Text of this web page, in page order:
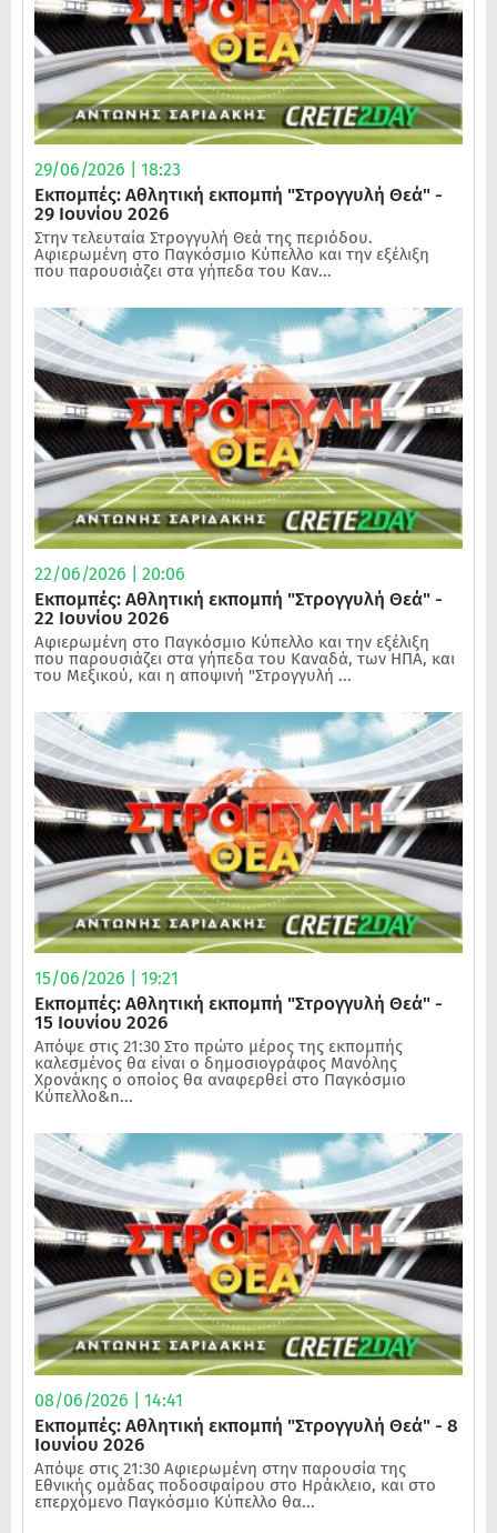
29/06/2026 | 18:23
Εκπομπές: Αθλητική εκπομπή "Στρογγυλή Θεά" -
29 Ιουνίου 2026
Στην τελευταία Στρογγυλή Θεά της περιόδου.
Αφιερωμένη στο Παγκόσμιο Κύπελλο και την εξέλιξη
που παρουσιάζει στα γήπεδα του Καν...
22/06/2026 | 20:06
Εκπομπές: Αθλητική εκπομπή "Στρογγυλή Θεά" -
22 Ιουνίου 2026
Αφιερωμένη στο Παγκόσμιο Κύπελλο και την εξέλιξη
που παρουσιάζει στα γήπεδα του Καναδά, των ΗΠΑ, και
του Μεξικού, και η αποψινή "Στρογγυλή ...
15/06/2026 | 19:21
Εκπομπές: Αθλητική εκπομπή "Στρογγυλή Θεά" -
15 Ιουνίου 2026
Απόψε στις 21:30 Στο πρώτο μέρος της εκπομπής
καλεσμένος θα είναι ο δημοσιογράφος Μανόλης
Χρονάκης ο οποίος θα αναφερθεί στο Παγκόσμιο
Κύπελλο&n...
08/06/2026 | 14:41
Εκπομπές: Αθλητική εκπομπή "Στρογγυλή Θεά" - 8
Ιουνίου 2026
Απόψε στις 21:30 Αφιερωμένη στην παρουσία της
Εθνικής ομάδας ποδοσφαίρου στο Ηράκλειο, και στο
επερχόμενο Παγκόσμιο Κύπελλο θα...